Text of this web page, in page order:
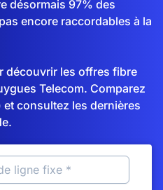
désormais 97% des
encore raccordables à la
découvrir les offres fibre
Telecom. Comparez
consultez les dernières